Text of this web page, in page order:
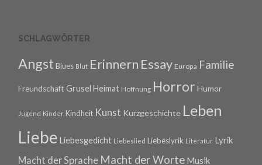
SCHLAGWÖRTER
Angst Blues Blut Erinnern Essay Europa Familie
Freundschaft Grusel Heimat Hoffnung Horror Humor
Jugend Kinder Kindheit Kunst Kurzgeschichte Leben
Liebe Liebesgedicht Liebeslied Liebeslyrik Literatur Lyrik
Macht der Sprache Macht der Worte Musik